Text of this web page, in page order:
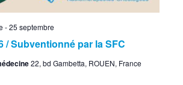
/ Subventionné par la SFC
-25 septembre
22, bd Gambetta, ROUEN, France